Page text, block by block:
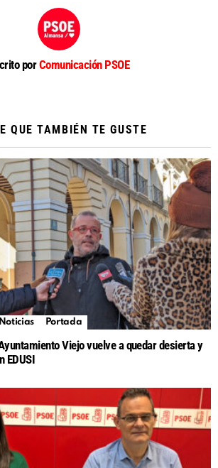
porComunicación PSOE
QUE TAMBIÉN TE GUSTE
Noticias Portada
Viejo vuelve a quedar desierta y
EDUSI